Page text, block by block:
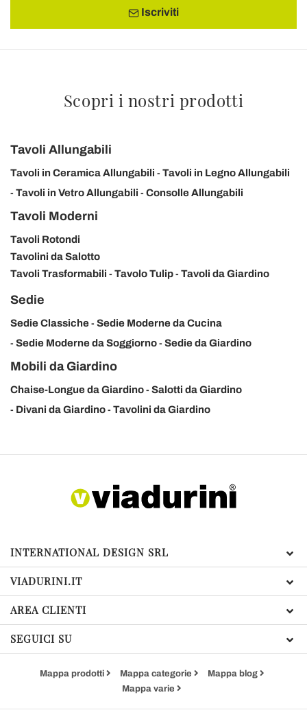
Iscriviti
Scopri i nostri prodotti
Tavoli Allungabili
Tavoli in Ceramica Allungabili
Tavoli in Legno Allungabili
Tavoli in Vetro Allungabili
Consolle Allungabili
Tavoli Moderni
Tavoli Rotondi
Tavolini da Salotto
Tavoli Trasformabili
Tavolo Tulip Tavoli da Giardino
Sedie
Sedie Classiche
Sedie Moderne da Cucina
Sedie Moderne da Soggiorno
Sedie da Giardino
Mobili da Giardino
Chaise-Longue da Giardino
Salotti da Giardino
Divani da Giardino
Tavolini da Giardino
INTERNATIONAL DESIGN SRL
VIADURINI.IT
AREA CLIENTI
SEGUICI SU
Mappa prodotti Mappa categorie
Mappa blog
Mappa varie